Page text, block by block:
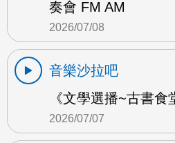
奏會 FM AM
2026/07/08
音樂沙拉吧
《文學選播~古書食
2026/07/07